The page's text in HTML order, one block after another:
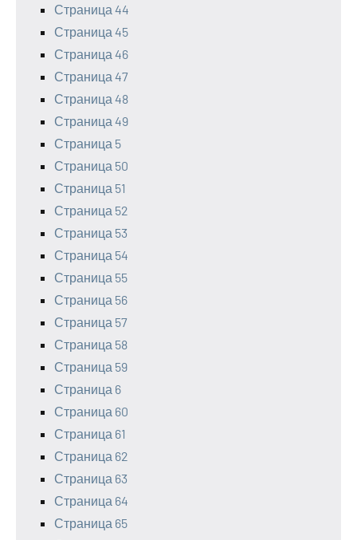
Страница 44
Страница 45
Страница 46
Страница 47
Страница 48
Страница 49
Страница 5
Страница 50
Страница 51
Страница 52
Страница 53
Страница 54
Страница 55
Страница 56
Страница 57
Страница 58
Страница 59
Страница 6
Страница 60
Страница 61
Страница 62
Страница 63
Страница 64
Страница 65